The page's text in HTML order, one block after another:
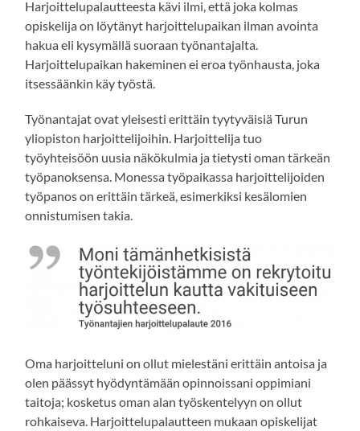
Harjoittelupalautteesta kävi ilmi, että joka kolmas
opiskelija on löytänyt harjoittelupaikan ilman avointa
hakua eli kysymällä suoraan työnantajalta.
Harjoittelupaikan hakeminen ei eroa työnhausta, joka
itsessäänkin käy työstä.
Työnantajat ovat yleisesti erittäin tyytyväisiä Turun
yliopiston harjoittelijoihin. Harjoittelija tuo
työyhteisöön uusia näkökulmia ja tietysti oman tärkeän
työpanoksensa. Monessa työpaikassa harjoittelijoiden
työpanos on erittäin tärkeä, esimerkiksi kesälomien
onnistumisen takia.
Oma harjoitteluni on ollut mielestäni erittäin antoisa ja
olen päässyt hyödyntämään opinnoissani oppimiani
taitoja; kosketus oman alan työskentelyyn on ollut
rohkaiseva. Harjoittelupalautteen mukaan opiskelijat